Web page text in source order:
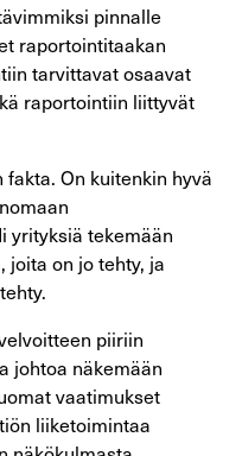
pinnalle
raportointitaakan
tarvittavat osaavat
raportointiin liittyvät
On kuitenkin hyvä
yrityksiä tekemään
joita on jo tehty, ja
piiriin
johtoa näkemään
vaatimukset
liiketoimintaa